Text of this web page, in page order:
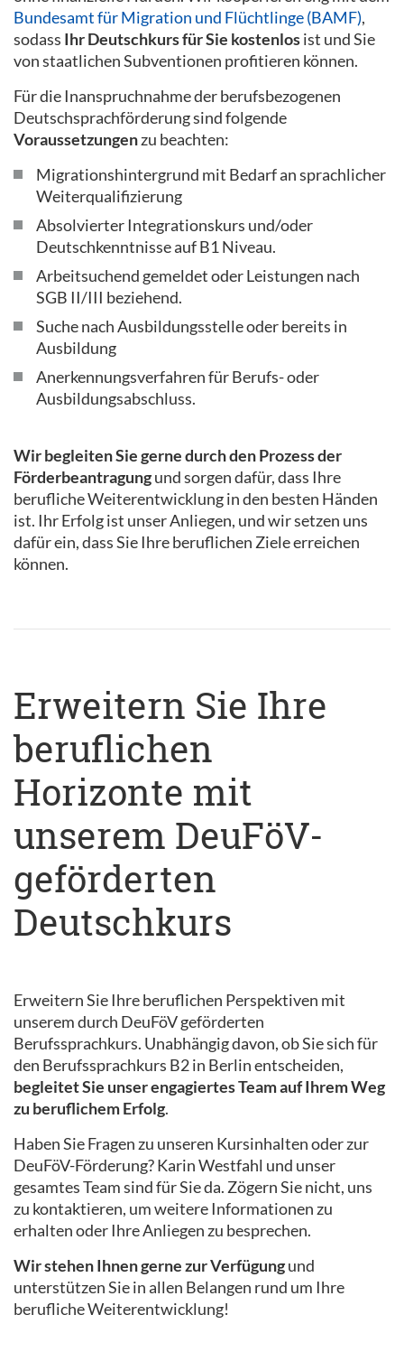
Bundesamt für Migration und Flüchtlinge (BAMF),
sodass Ihr Deutschkurs für Sie kostenlosist und Sie
von staatlichen Subventionen profitieren können.
Für die Inanspruchnahme der berufsbezogenen
Deutschsprachförderung sind folgende
Voraussetzungenzu beachten:
Migrationshintergrund mit Bedarf an sprachlicher
Weiterqualifizierung
Absolvierter Integrationskurs und/oder
Deutschkenntnisse auf B1 Niveau.
Arbeitsuchend gemeldet oder Leistungen nach
SGB II/III beziehend.
Suche nach Ausbildungsstelle oder bereits in
Ausbildung
Anerkennungsverfahren für Berufs- oder
Ausbildungsabschluss.
Wir begleiten Sie gerne durch den Prozess der
Förderbeantragungund sorgen dafür, dass Ihre
berufliche Weiterentwicklung in den besten Händen
ist. Ihr Erfolg ist unser Anliegen, und wir setzen uns
dafür ein, dass Sie Ihre beruflichen Ziele erreichen
können.
Erweitern Sie Ihre
beruflichen
Horizonte mit
unserem DeuFöV-
geförderten
Deutschkurs
Erweitern Sie Ihre beruflichen Perspektiven mit
unserem durch DeuFöV geförderten
Berufssprachkurs. Unabhängig davon, ob Sie sich für
den Berufssprachkurs B2 in Berlin entscheiden,
begleitet Sie unser engagiertes Team auf Ihrem Weg
zu beruflichem Erfolg.
Haben Sie Fragen zu unseren Kursinhalten oder zur
DeuFöV-Förderung? Karin Westfahl und unser
gesamtes Team sind für Sie da. Zögern Sie nicht, uns
zu kontaktieren, um weitere Informationen zu
erhalten oder Ihre Anliegen zu besprechen.
Wir stehen Ihnen gerne zur Verfügungund
unterstützen Sie in allen Belangen rund um Ihre
berufliche Weiterentwicklung!